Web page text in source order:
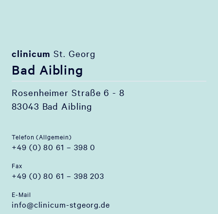
clinicum St. Georg
Bad Aibling
Rosenheimer Straße 6 - 8
83043 Bad Aibling
Telefon (Allgemein)
+49 (0) 80 61 – 398 0
Fax
+49 (0) 80 61 – 398 203
E-Mail
info@clinicum-stgeorg.de